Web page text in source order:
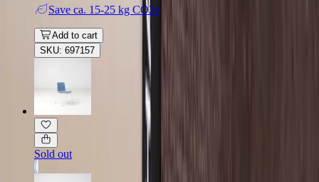
Save ca. 15-25 kg CO2e
Add to cart
SKU: 697157
Sold out